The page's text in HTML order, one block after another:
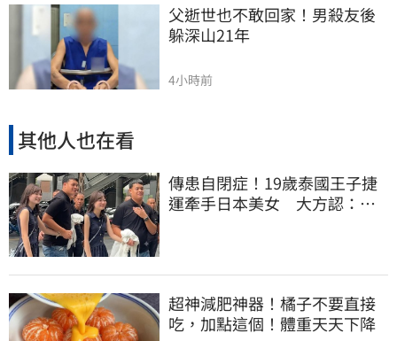
父逝世也不敢回家！男殺友後
躲深山21年
4小時前
其他人也在看
傳患自閉症！19歲泰國王子捷
運牽手日本美女 大方認：
超神減肥神器！橘子不要直接
吃，加點這個！體重天天下降